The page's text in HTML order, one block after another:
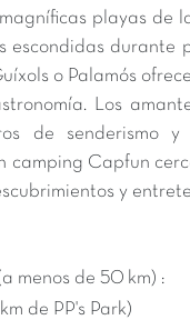
playas de
durante
o Palamós
Los
de senderismo y
Capfun
y
menos de 50 km) :
de PP's Park)